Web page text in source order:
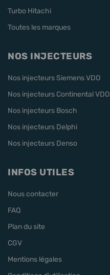
Turbo Hitachi
Toutes les marques
NOS INJECTEURS
Nos injecteurs Siemens VDO
Nos injecteurs Continental VDO
Nos injecteurs Bosch
Nos injecteurs Delphi
Nos injecteurs Denso
INFOS UTILES
Nous contacter
FAQ
Plan du site
CGV
Mentions légales